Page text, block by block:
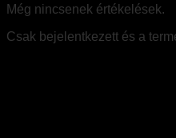
Még nincsenek értékelések.
Csak bejelentkezett és a